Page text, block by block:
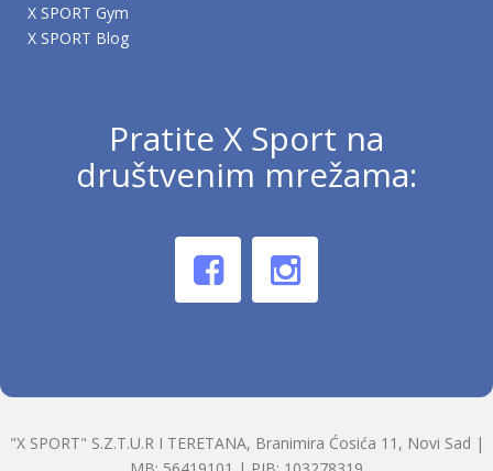
X SPORT Gym
X SPORT Blog
Pratite X Sport na
društvenim mrežama:
"X SPORT" S.Z.T.U.R I TERETANA, Branimira Ćosića 11, Novi Sad |